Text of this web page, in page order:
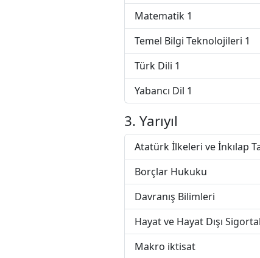
Matematik 1
Temel Bilgi Teknolojileri 1
Türk Dili 1
Yabancı Dil 1
3. Yarıyıl
Atatürk İlkeleri ve İnkılap
Borçlar Hukuku
Davranış Bilimleri
Hayat ve Hayat Dışı
Makro iktisat